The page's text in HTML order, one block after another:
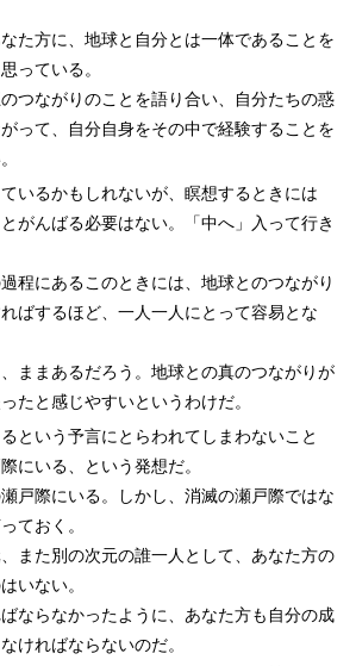
た方に、地球と自分とは一体であることを
っている。
つながりのことを語り合い、自分たちの惑
って、自分自身をその中で経験することを
いるかもしれないが、瞑想するときには
がんばる必要はない。「中へ」入って行き
程にあるこのときには、地球とのつながり
ばするほど、一人一人にとって容易とな
ままあるだろう。地球との真のつながりが
たと感じやすいというわけだ。
という予言にとらわれてしまわないこと
にいる、という発想だ。
戸際にいる。しかし、消滅の瀬戸際ではな
ておく。
また別の次元の誰一人として、あなた方の
いない。
ならなかったように、あなた方も自分の成
ければならないのだ。